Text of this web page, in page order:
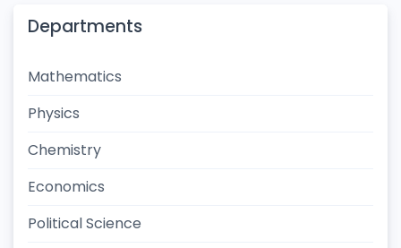
Departments
Mathematics
Physics
Chemistry
Economics
Political Science